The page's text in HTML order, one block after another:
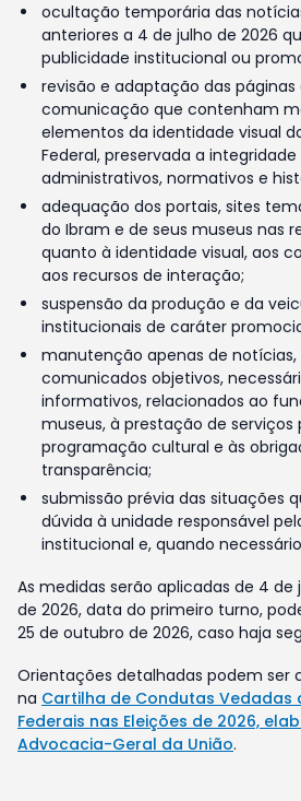
ocultação temporária das
anteriores a 4 de julho de 2026
publicidade institucional ou
revisão e adaptação das páginas
comunicação que contenham
elementos da identidade visual
Federal, preservada a
administrativos, normativos e
adequação dos portais, sites
do Ibram e de seus museus nas
quanto à identidade visual, aos
aos recursos de interação;
suspensão da produção e da
institucionais de caráter
manutenção apenas de notícias,
comunicados objetivos,
informativos, relacionados ao
museus, à prestação de serviços
programação cultural e às
transparência;
submissão prévia das situações
dúvida à unidade responsável
institucional e, quando
As medidas serão aplicadas de 4
de 2026, data do primeiro turno,
25 de outubro de 2026, caso haja
Orientações detalhadas podem ser
na Cartilha de Condutas Vedadas
Federais nas Eleições de 2026,
Advocacia-Geral da União.